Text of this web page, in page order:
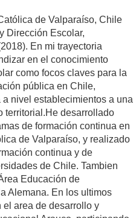
de Valparaíso, Chile
Dirección Escolar,
En mi trayectoria
en el conocimiento
como focos claves para la
pública en Chile,
nivel establecimientos a una
territorial.He desarrollado
de formación continua en
de Valparaíso, y realizado
continua y de
de Chile. Tambien
Educación de
Alemana. En los ultimos
area de desarrollo y